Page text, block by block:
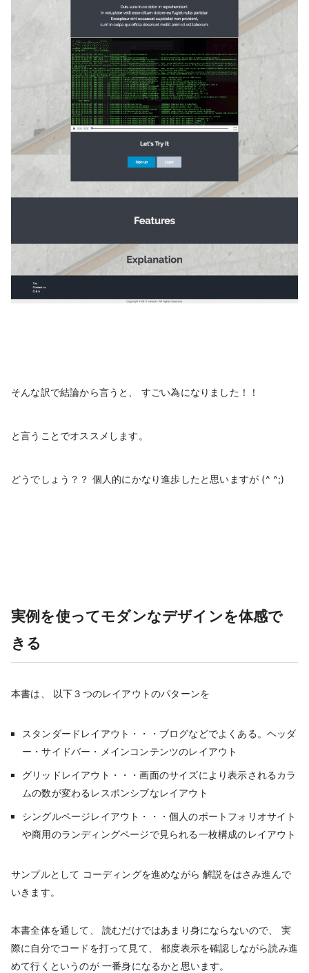
そんな訳で結論から言うと、 すごい為になりました！！
と言うことでオススメします。
どうでしょう？？ 個人的にかなり進歩したと思いますが (^ ^;)
実例を使ってモダンなデザインを体感で
きる
本書は、 以下３つのレイアウトのパターンを
スタンダードレイアウト・・・ブログなどでよくある。ヘッダ
ー・サイドバー・メインコンテンツのレイアウト
グリッドレイアウト・・・画面のサイズにより表示されるカラ
ムの数が変わるレスポンシブなレイアウト
シングルページレイアウト・・・個人のポートフォリオサイト
や商用のランディングページで見られる一枚構成のレイアウト
サンプルとして コーディングを進めながら 解説をはさみ進んで
いきます。
本書全体を通して、 読むだけではあまり身にならないので、 実
際に自分でコードを打って見て、 都度表示を確認しながら読み進
めて行くというのが 一番身になるかと思います。